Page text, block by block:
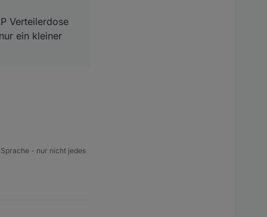
Whirlpool.
Verteilerdose
ein kleiner
- nur nicht jedes